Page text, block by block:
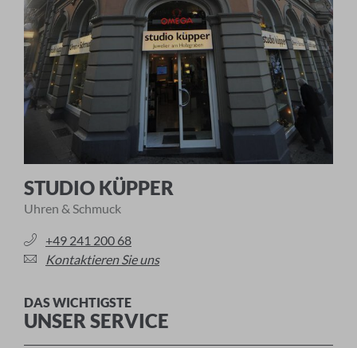
STUDIO KÜPPER
Uhren & Schmuck
+49 241 200 68
Kontaktieren Sie uns
DAS WICHTIGSTE
UNSER SERVICE